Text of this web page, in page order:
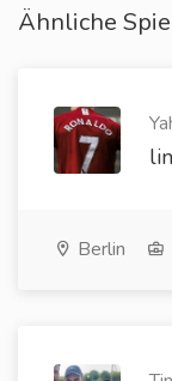
Ähnliche
Berlin